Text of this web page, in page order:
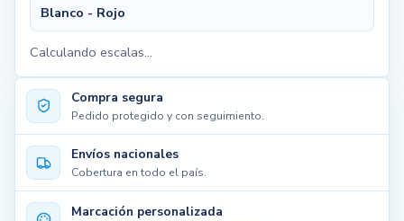
Compra segura
Pedido protegido y con seguimiento.
Envíos nacionales
Cobertura en todo el país.
Marcación personalizada
Blanco - Rojo
Calculando escalas...